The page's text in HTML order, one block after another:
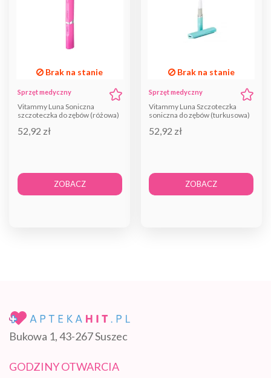
Brak na stanie
Sprzęt medyczny
Vitammy Luna Soniczna
szczoteczka do zębów (różowa)
52,92 zł
ZOBACZ
Brak na stanie
Sprzęt medyczny
Vitammy Luna Szczoteczka
soniczna do zębów (turkusowa)
52,92 zł
ZOBACZ
Bukowa 1, 43-267 Suszec
GODZINY OTWARCIA